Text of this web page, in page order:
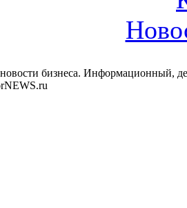
бизнеса. Информационный,